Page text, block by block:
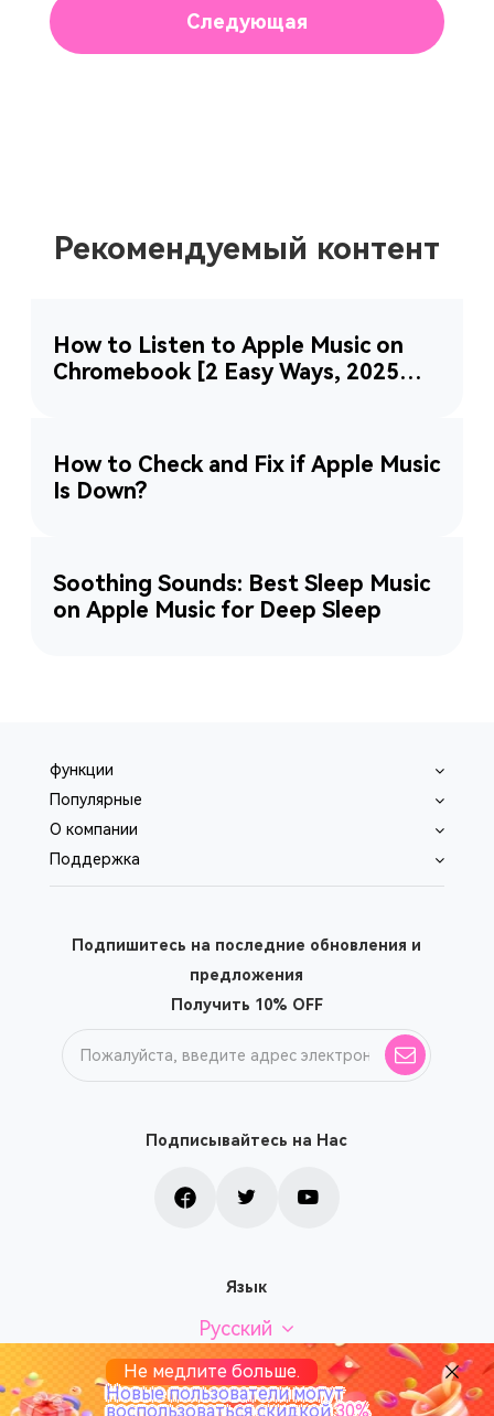
Следующая
Рекомендуемый контент
How to Listen to Apple Music on
Chromebook [2 Easy Ways, 2025
How to Check and Fix if Apple Music
Is Down?
Soothing Sounds: Best Sleep Music
on Apple Music for Deep Sleep
функции
Популярные
O компании
Поддержка
Подпишитесь на последние обновления и
предложения
Получить 10% OFF
Подписывайтесь на Нас
Язык
Русский
Не медлите больше.
Новые пользователи могут
воспользоваться скидкой30%